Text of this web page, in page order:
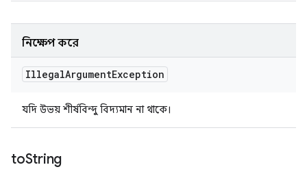
নিক্ষেপ করে
IllegalArgumentException
যদি উভয় শীর্ষবিন্দু বিদ্যমান না থাকে।
toString